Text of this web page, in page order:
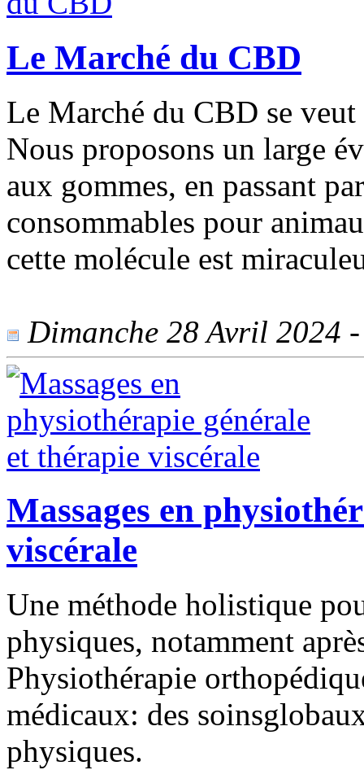
Le Marché du CBD
Le Marché du CBD se
Nous proposons un large
aux gommes, en passant
consommables pour
cette molécule est
Dimanche 28 Avril 2024
Massages en
viscérale
Une méthode holistique
physiques, notamment
Physiothérapie
médicaux: des
physiques.